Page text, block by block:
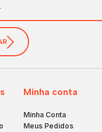
Minha conta
Minha Conta
Meus Pedidos